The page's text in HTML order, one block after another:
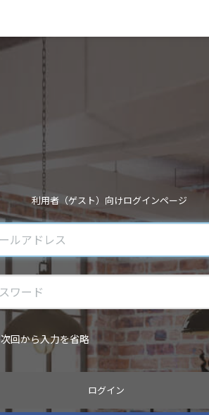
利用者（ゲスト）向けログインページ
次回から入力を省略
ログイン